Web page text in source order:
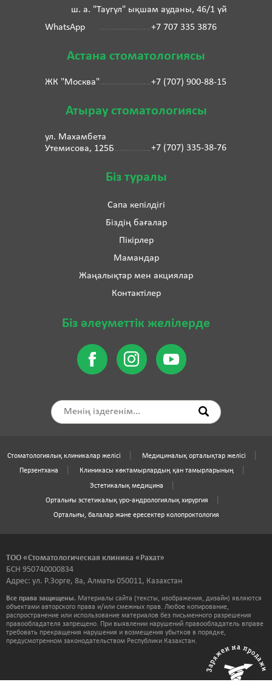
ш. а. "Таугүл" ықшам ауданы, 46/1 үй
WhatsApp
+7 707 335 3876
Астана стоматологиясы
ЖК "Москва" +7 (707) 900-88-15
Атырау стоматологиясы
ул. Махамбета
Утемисова, 125Б
+7 (707) 335-38-76
Біз туралы
Сапа кепілдігі
Біздің бағалар
Пікірлер
Мамандар
Жаңалықтар мен акциялар
Контактілер
Біз әлеуметтік желілерде
Стоматологиялық клиникалар желісі Медициналық орталықтар желісі
Перзентхана Клиникасы көктамырлардың қан тамырларының
Эстетикалық медицина
Орталығы эстетикалық уро-андрологиялық хирургия
Орталығы, балалар және ересектер колопроктология
ТОО «Стоматологическая клиника «Рахат»
БСН 950740000834
Адрес: ул. Р.Зорге, 8а, Алматы 050011, Казахстан
Все права защищены. Материалы сайта (тексты, изображения, дизайн) являются
объектами авторского права и/или смежных прав. Любое копирование,
распространение или использование материалов без письменного разрешения
правообладателя запрещено. При выявлении нарушений правообладатель вправе
требовать прекращения нарушения и возмещения убытков в порядке,
предусмотренном законодательством Республики Казахстан.